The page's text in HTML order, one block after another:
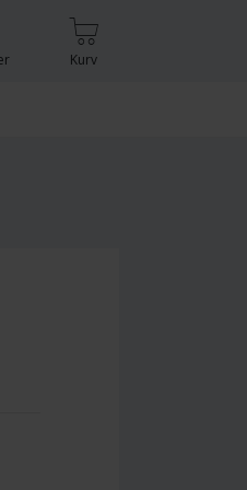
Kurv